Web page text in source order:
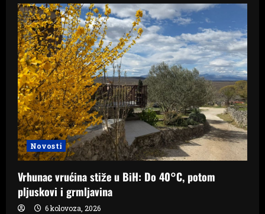
Novosti
Vrhunac vrućina stiže u BiH: Do 40°C, potom
pljuskovi i grmljavina
6 kolovoza, 2026